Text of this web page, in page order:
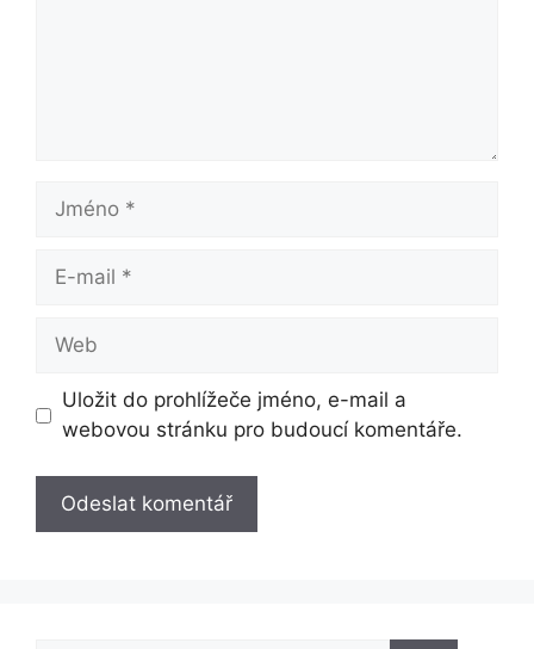
Jméno
Web
Uložit do prohlížeče jméno, e-mail a
webovou stránku pro budoucí komentáře.